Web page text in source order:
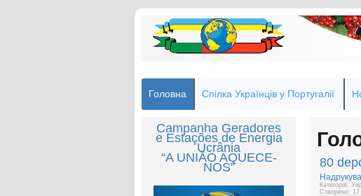
Головна Спілка Українців у Португалії
Campanha Geradores
e Estações de Energia
Ucrânia
“A UNIÃO AQUECE-
NOS” 80
Категорія:
Створено: